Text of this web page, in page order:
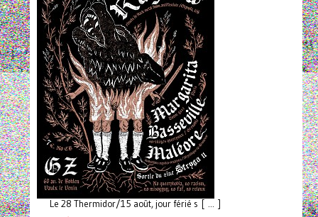
Le 28 Thermidor/15 août, jour férié s [ ... ]